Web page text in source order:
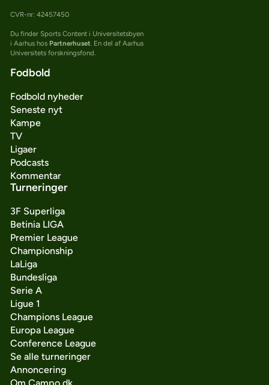
CVR-nr: 42457450
Du finder Sports Content i Universitetsbyen
i Aarhus hos Partnerhuset. En del af Aarhus
Universitets forskningsfond.
Fodbold
Fodbold nyheder
Seneste nyt
Kampe
TV
Ligaer
Podcasts
Kommentar
Turneringer
3F Superliga
Betinia LIGA
Premier League
Championship
LaLiga
Bundesliga
Serie A
Ligue 1
Champions League
Europa League
Conference League
Se alle turneringer
Annoncering